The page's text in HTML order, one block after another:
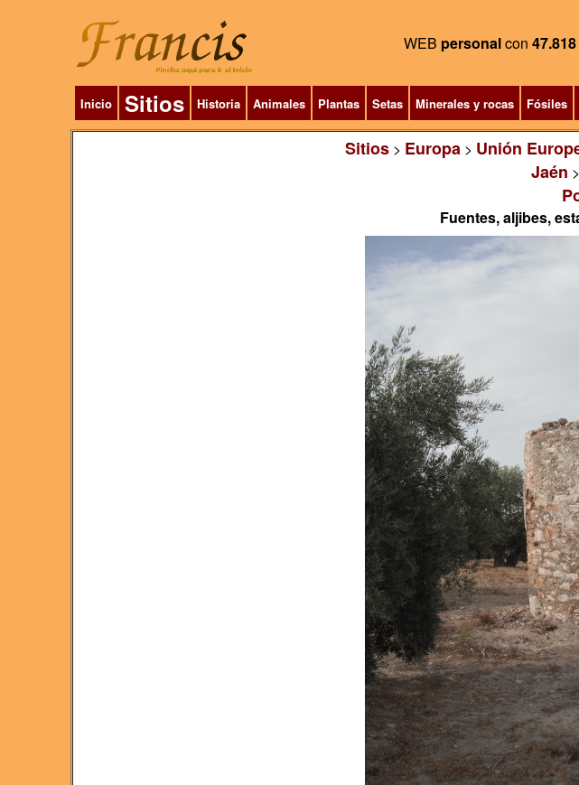
WEB personalcon 47.818
Inicio Sitios Historia Animales Plantas Setas Minerales y rocas Fósiles
Sitios> Europa> Unión
Jaén >
Fuentes, aljibes,